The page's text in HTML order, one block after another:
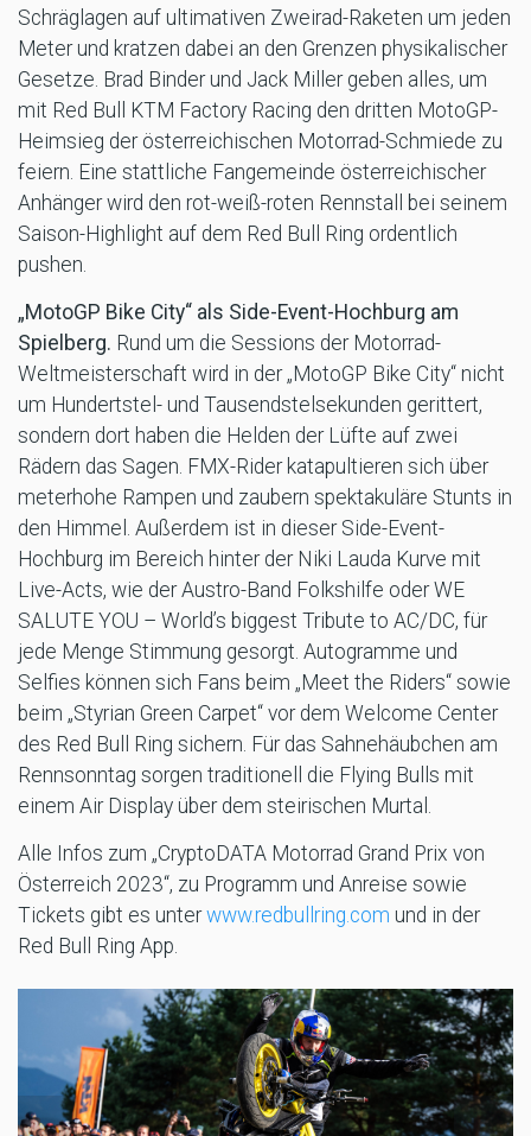
Schräglagen auf ultimativen Zweirad-Raketen um jeden
Meter und kratzen dabei an den Grenzen physikalischer
Gesetze. Brad Binder und Jack Miller geben alles, um
mit Red Bull KTM Factory Racing den dritten MotoGP-
Heimsieg der österreichischen Motorrad-Schmiede zu
feiern. Eine stattliche Fangemeinde österreichischer
Anhänger wird den rot-weiß-roten Rennstall bei seinem
Saison-Highlight auf dem Red Bull Ring ordentlich
pushen.
„MotoGP Bike City“ als Side-Event-Hochburg am
Spielberg. Rund um die Sessions der Motorrad-
Weltmeisterschaft wird in der „MotoGP Bike City“ nicht
um Hundertstel- und Tausendstelsekunden gerittert,
sondern dort haben die Helden der Lüfte auf zwei
Rädern das Sagen. FMX-Rider katapultieren sich über
meterhohe Rampen und zaubern spektakuläre Stunts in
den Himmel. Außerdem ist in dieser Side-Event-
Hochburg im Bereich hinter der Niki Lauda Kurve mit
Live-Acts, wie der Austro-Band Folkshilfe oder WE
SALUTE YOU – World’s biggest Tribute to AC/DC, für
jede Menge Stimmung gesorgt. Autogramme und
Selfies können sich Fans beim „Meet the Riders“ sowie
beim „Styrian Green Carpet“ vor dem Welcome Center
des Red Bull Ring sichern. Für das Sahnehäubchen am
Rennsonntag sorgen traditionell die Flying Bulls mit
einem Air Display über dem steirischen Murtal.
Alle Infos zum „CryptoDATA Motorrad Grand Prix von
Österreich 2023“, zu Programm und Anreise sowie
Tickets gibt es unterwww.redbullring.com und in der
Red Bull Ring App.